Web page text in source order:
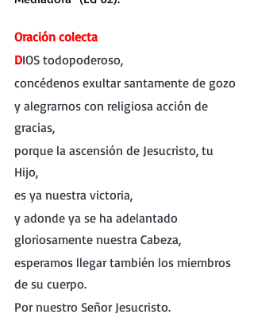
Oración colecta
DIOS todopoderoso,
concédenos exultar santamente de gozo
y alegrarnos con religiosa acción de
gracias,
porque la ascensión de Jesucristo, tu
Hijo,
es ya nuestra victoria,
y adonde ya se ha adelantado
gloriosamente nuestra Cabeza,
esperamos llegar también los miembros
de su cuerpo.
Por nuestro Señor Jesucristo.